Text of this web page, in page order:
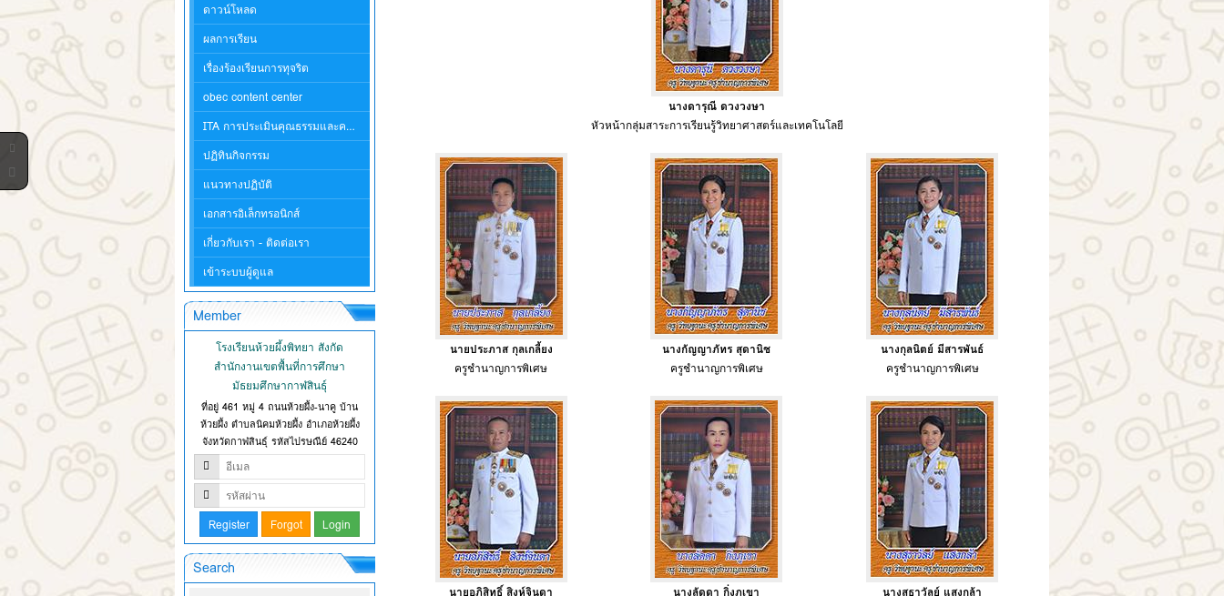
นางดารุณี ดวงวงษา
หัวหน้ากลุ่มสาระการเรียนรู้วิทยาศาสตร์และเทคโนโลยี
นายประภาส กุลเกลี้ยง
ครูชำนาญการพิเศษ
นางกัญญาภัทร สุดานิช
ครูชำนาญการพิเศษ
นางกุลนิตย์ มีสารพันธ์
ครูชำนาญการพิเศษ
นายอภิสิทธิ์ สิงห์จินดา นางลัดดา กิ่งภูเขา นางสุธาวัลย์ แสงกล้า
ดาวน์โหลด
ผลการเรียน
เรื่องร้องเรียนการทุจริต
obec content center
ITA การประเมินคุณธรรมและความโปร่งใสในการดำเนินงานของสถานศึกษา
ปฏิทินกิจกรรม
แนวทางปฏิบัติ
เอกสารอิเล็กทรอนิกส์
เกี่ยวกับเรา - ติดต่อเรา
เข้าระบบผู้ดูแล
Member
โรงเรียนห้วยผึ้งพิทยา สังกัด
สำนักงานเขตพื้นที่การศึกษา
มัธยมศึกษากาฬสินธุ์
ที่อยู่ 461 หมู่ 4 ถนนห้วยผึ้ง-นาคู บ้าน
ห้วยผึ้ง ตำบลนิคมห้วยผึ้ง อำเภอห้วยผึ้ง
จังหวัดกาฬสินธุ์ รหัสไปรษณีย์ 46240
Search